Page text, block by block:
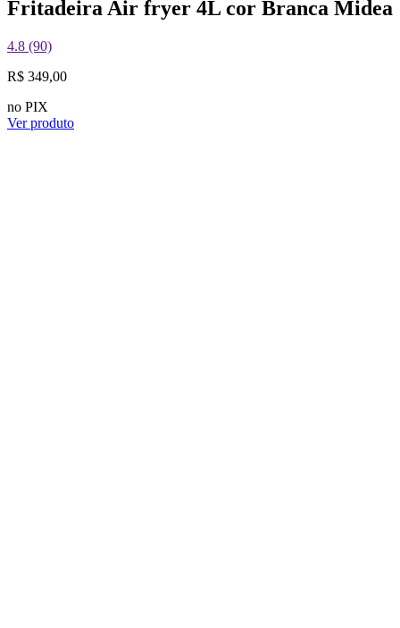
Fritadeira Air fryer 4L cor Branca Midea
4.8 (90)
R$ 349,00
no PIX
Ver produto